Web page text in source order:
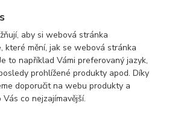
aby si webová stránka
které mění, jak se webová stránka
to například Vámi preferovaný jazyk,
prohlížené produkty apod. Díky
doporučit na webu produkty a
co nejzajímavější.